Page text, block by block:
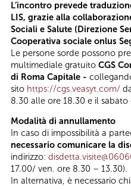
L’incontro prevede
LIS, grazie alla
Sociali e Salute (Direzione
Cooperativa sociale onlus
Le persone sorde possono
multimediale gratuito CGS
di Roma Capitale -
sito https://cgs.veasyt.com/
8.30 alle ore 18.30 e il
Modalità di annullamento
In caso di impossibilità a
necessario comunicare la
indirizzo:
17.00/ ven. ore 8.30 – 13.30).
In alternativa, è necessario